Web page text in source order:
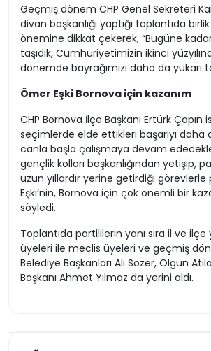
Geçmiş dönem CHP Genel Sekreteri
divan başkanlığı yaptığı toplantıda
önemine dikkat çekerek, “Bugüne
taşıdık, Cumhuriyetimizin ikinci
dönemde bayrağımızı daha da yukarı
Ömer Eşki Bornova için kazanım
CHP Bornova İlçe Başkanı Ertürk Çapın
seçimlerde elde ettikleri başarıyı
canla başla çalışmaya devam
gençlik kolları başkanlığından yetişip,
uzun yıllardır yerine getirdiği
Eşki’nin, Bornova için çok önemli bir
söyledi.
Toplantıda partililerin yanı sıra il ve
üyeleri ile meclis üyeleri ve geçmiş
Belediye Başkanları Ali Sözer, Olgun
Başkanı Ahmet Yılmaz da yerini aldı.